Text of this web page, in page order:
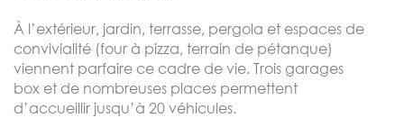
À l’extérieur, jardin, terrasse, pergola et espaces de
convivialité (four à pizza, terrain de pétanque)
viennent parfaire ce cadre de vie. Trois garages
box et de nombreuses places permettent
d’accueillir jusqu’à 20 véhicules.